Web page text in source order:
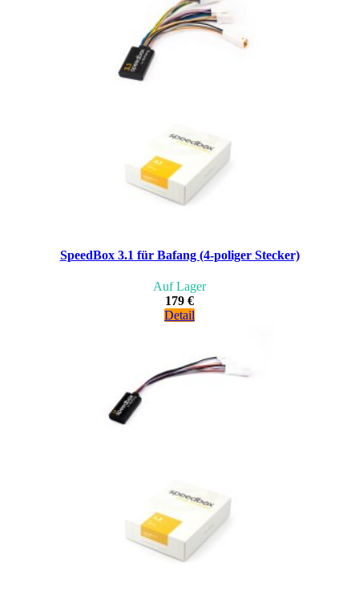
SpeedBox 3.1 für Bafang (4-poliger Stecker)
Auf Lager
179 €
Detail